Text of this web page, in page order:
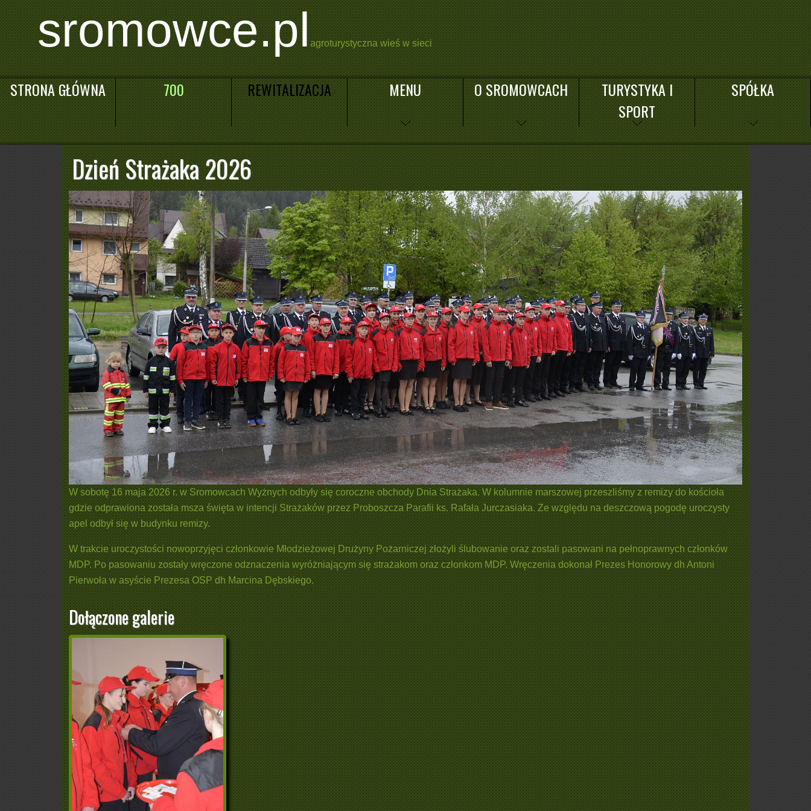
sromowce.plagroturystyczna wieś w sieci
STRONA GŁÓWNA 700 REWITALIZACJA MENU O SROMOWCACH
TURYSTYKA I
SPORT
SPÓŁKA
Dzień Strażaka 2026
W sobotę 16 maja 2026 r. w Sromowcach Wyżnych odbyły się coroczne obchody Dnia Strażaka. W kolumnie marszowej przeszliśmy z remizy do kościoła
gdzie odprawiona została msza święta w intencji Strażaków przez Proboszcza Parafii ks. Rafała Jurczasiaka. Ze względu na deszczową pogodę uroczysty
apel odbył się w budynku remizy.
W trakcie uroczystości nowoprzyjęci członkowie Młodzieżowej Drużyny Pożarniczej złożyli ślubowanie oraz zostali pasowani na pełnoprawnych członków
MDP. Po pasowaniu zostały wręczone odznaczenia wyróżniającym się strażakom oraz członkom MDP. Wręczenia dokonał Prezes Honorowy dh Antoni
Pierwoła w asyście Prezesa OSP dh Marcina Dębskiego.
Dołączone galerie